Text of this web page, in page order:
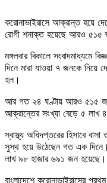
করোনাভাইরাসে আক্রান্ত হয়ে
রোগী শনাক্ত হয়েছে আরও ৫১৫
মঙ্গলবার বিকালে সংবাদমাধ্যমে
দিনে মারা যাওয়া ৭ জনকে
হল।
আর গত ২৪ ঘণ্টায় আরও ৫১৫
আক্রান্তের সংখ্যা বেড়ে ৫ লাখ
স্বাস্থ্য অধিদপ্তরের হিসাবে
সুস্থ হয়ে উঠেছেন গত এক
লাখ ৯৮ হাজার ৬৯১ জন হয়েছে।
বাংলাদেশে করোনাভাইরাসের